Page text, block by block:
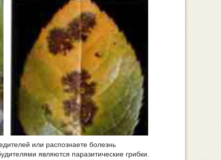
или распознаете болезнь
являются паразитические грибки.